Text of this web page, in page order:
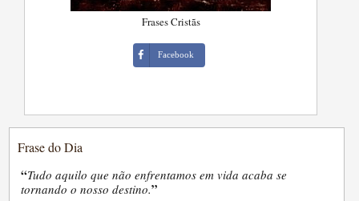
Frases Cristãs
Facebook
Frase do Dia
“Tudo aquilo que não enfrentamos em vida acaba se
tornando o nosso destino.”